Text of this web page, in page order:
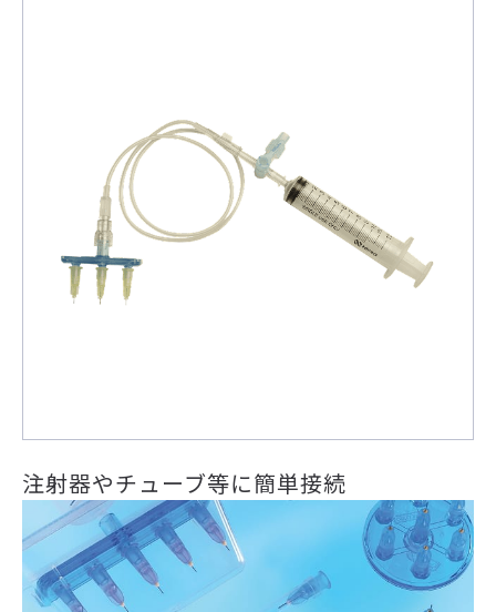
注射器やチューブ等に簡単接続